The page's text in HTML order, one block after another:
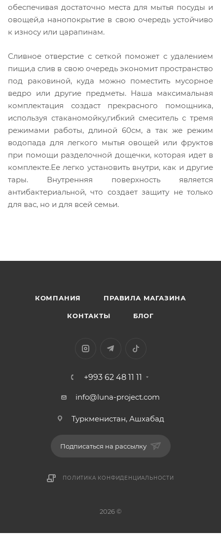
обеспечивая достаточно места для мытья посуды и
овощей,а нанопокрытие в свою очередь устойчиво
к износу или царапинам.
Сливное отверстие с сеткой поможет с удалением
пищи,а слив в свою очередь экономит пространство
под раковиной, куда можно поместить мусорное
ведро или другие предметы. Наша максимальная
комплектация создаст прекрасного помощника,
используя стаканомойку,гибкий смеситель с тремя
режимами работы, длиной 60см, а так же режим
водопада для легкого мытья овощей или фруктов
при помощи разделочной дощечки, которая идет в
комплекте.Ее легко установить внутри, как и другие
тары. Внутренняя поверхность является
антибактериальной, что создает защиту не только
для вас, но и для всей семьи.
КОМПАНИЯ ПРАВИЛА МАГАЗИНА
КОНТАКТЫ БЛОГ
+993 62 48 11 11
info@luna-project.com
Туркменистан, Ашхабад
Подписаться на рассылку
ПОЛИТИКА КОНФИДЕНЦИАЛЬНОСТИ
2026 ©